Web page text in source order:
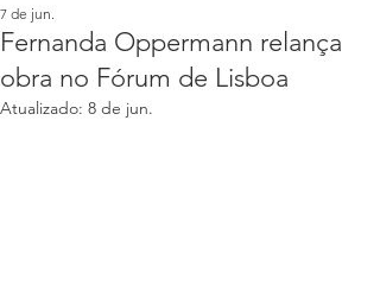
Fernanda Oppermann relança
obra no Fórum de Lisboa
7 de jun.
Atualizado: 8 de jun.